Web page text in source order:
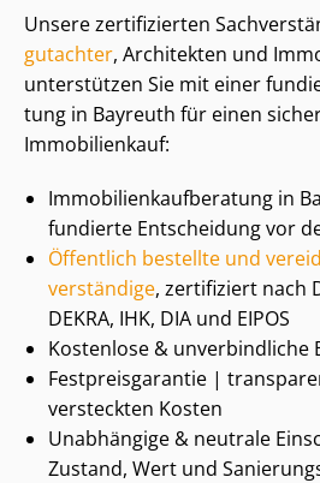
Unsere zertifizierten
gut­ach­ter, Architekten und
unterstützen Sie mit einer
tung in Bayreuth für einen
Immobilienkauf:
Im­mo­bi­li­en­kauf­be­ra­tung in
fundierte Entscheidung vor
Öffentlich bestellte und
ver­stän­di­ge, zertifiziert nach
DEKRA, IHK, DIA und EIPOS
Kostenlose & unverbindliche
Fest­preis­ga­ran­tie |
versteckten Kosten
Unabhängige & neutrale
Zustand, Wert und